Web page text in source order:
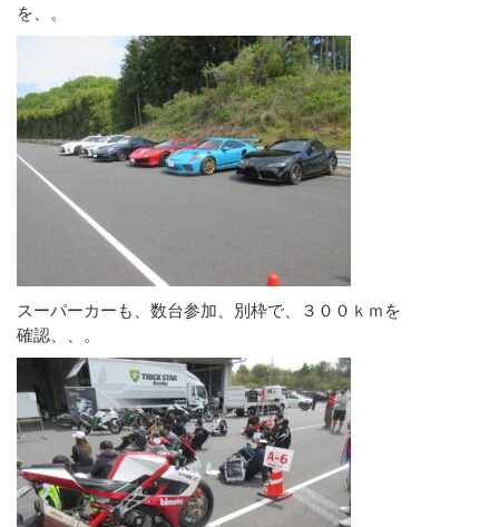
を、。
スーパーカーも、数台参加、別枠で、３００ｋｍを
確認、、。